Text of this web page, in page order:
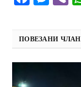
ПОВЕЗАНИ